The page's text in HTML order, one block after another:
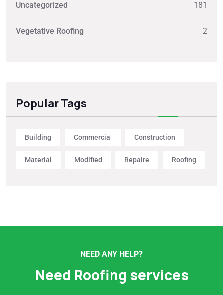
Uncategorized 181
Vegetative Roofing 2
Popular Tags
Building Commercial Construction
Material Modified Repaire Roofing
NEED ANY HELP?
Need Roofing services